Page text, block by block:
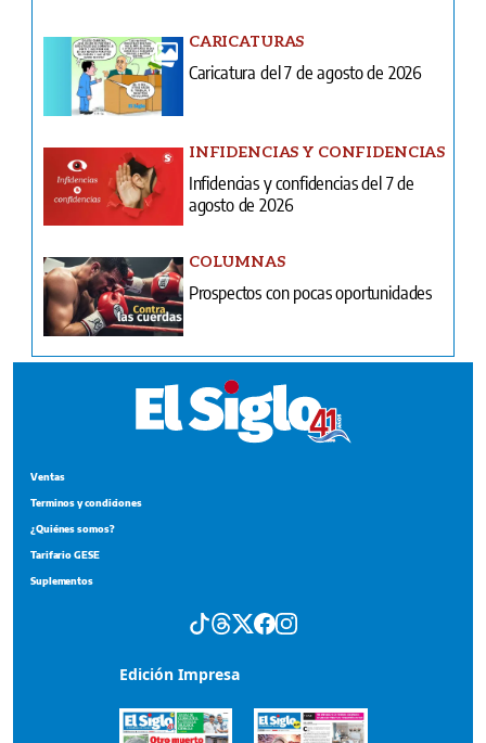
CARICATURAS
Caricatura del 7 de agosto de 2026
INFIDENCIAS Y CONFIDENCIAS
Infidencias y confidencias del 7 de
agosto de 2026
COLUMNAS
Prospectos con pocas oportunidades
Ventas
Terminos y condiciones
¿Quiénes somos?
Tarifario GESE
Suplementos
Edición Impresa